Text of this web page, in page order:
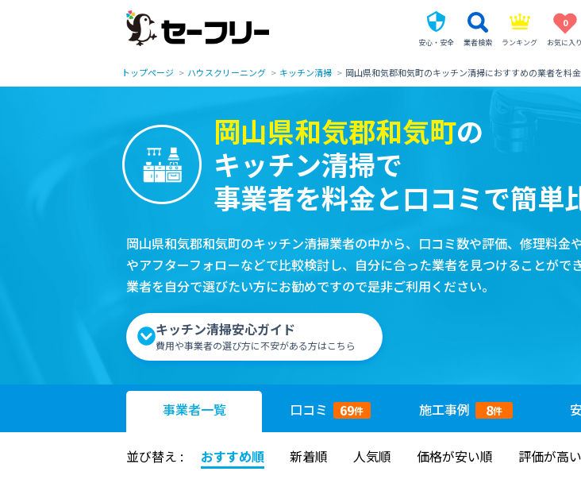
安心・安全 業者検索 ランキング
0
お気に入り
トップページ ハウスクリーニング キッチン清掃 岡山県和気郡和気町のキッチン清掃におすすめの業者を料
岡山県和気郡和気町の
キッチン清掃で
事業者を料金と口コミで簡単
岡山県和気郡和気町のキッチン清掃業者の中から、口コミ数や評価、修理料金
やアフターフォローなどで比較検討し、自分に合った業者を見つけることがで
業者を自分で選びたい方にお勧めですので是非ご利用ください。
キッチン清掃安心ガイド
費用や事業者の選び方に不安がある方はこちら
事業者一覧 口コミ 69件 施工事例 8件
並び替え : おすすめ順 新着順 人気順 価格が安い順 評価が高